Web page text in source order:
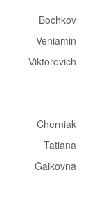
Bochkov
Veniamin
Viktorovich
Cherniak
Tatiana
Gaikovna